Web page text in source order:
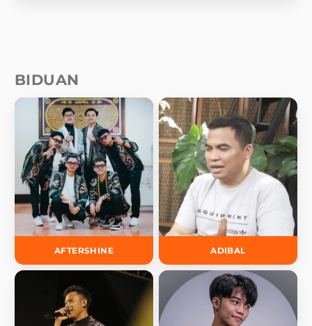
BIDUAN
AFTERSHINE ADIBAL